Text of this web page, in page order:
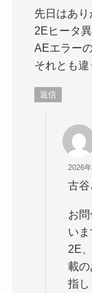
先日はあり
2Eヒータ
AEエラー
それとも
返信
2026
古谷
お
いま
2E
載
指し